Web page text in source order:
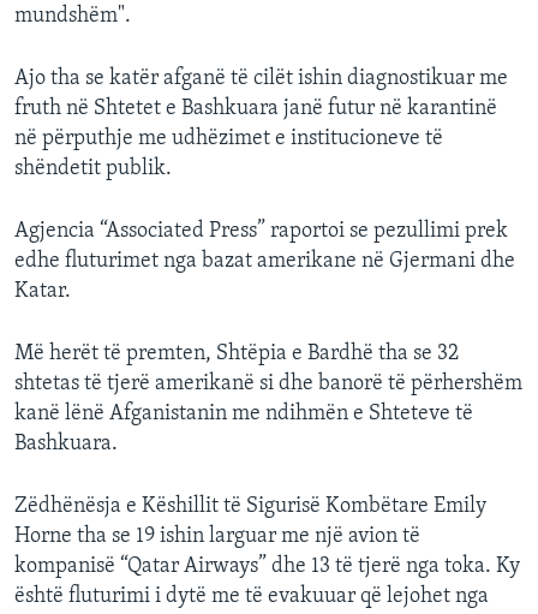
mundshëm".
Ajo tha se katër afganë të cilët ishin diagnostikuar me
fruth në Shtetet e Bashkuara janë futur në karantinë
në përputhje me udhëzimet e institucioneve të
shëndetit publik.
Agjencia “Associated Press” raportoi se pezullimi prek
edhe fluturimet nga bazat amerikane në Gjermani dhe
Katar.
Më herët të premten, Shtëpia e Bardhë tha se 32
shtetas të tjerë amerikanë si dhe banorë të përhershëm
kanë lënë Afganistanin me ndihmën e Shteteve të
Bashkuara.
Zëdhënësja e Këshillit të Sigurisë Kombëtare Emily
Horne tha se 19 ishin larguar me një avion të
kompanisë “Qatar Airways” dhe 13 të tjerë nga toka. Ky
është fluturimi i dytë me të evakuuar që lejohet nga